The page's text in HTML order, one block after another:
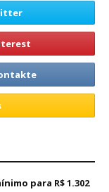
para R$ 1.302